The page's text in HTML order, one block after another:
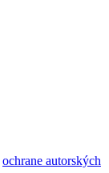
ochrane autorských